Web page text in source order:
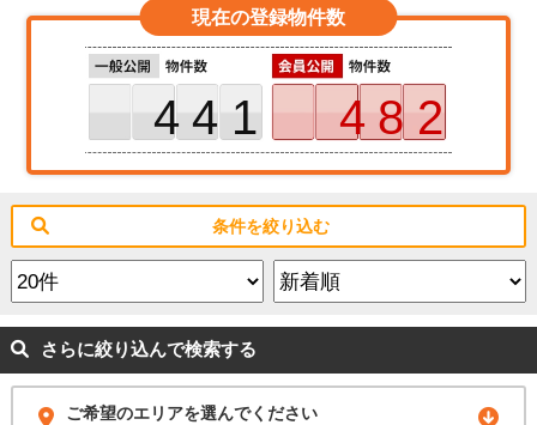
現在の登録物件数
441 482
条件を絞り込む
さらに絞り込んで検索する
ご希望のエリアを選んでください